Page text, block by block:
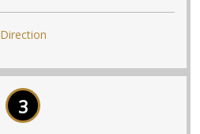
Direction
3